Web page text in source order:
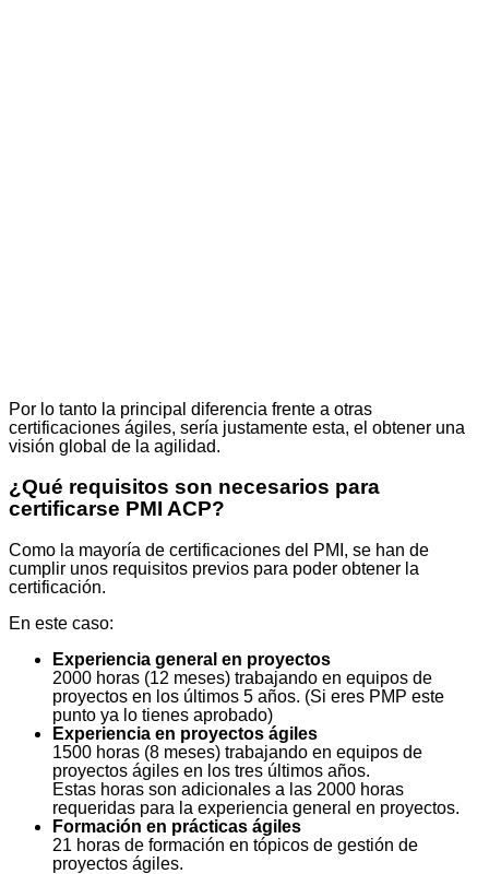
Por lo tanto la principal diferencia frente a otras
certificaciones ágiles, sería justamente esta, el obtener una
visión global de la agilidad.
¿Qué requisitos son necesarios para
certificarse PMI ACP?
Como la mayoría de certificaciones del PMI, se han de
cumplir unos requisitos previos para poder obtener la
certificación.
En este caso:
Experiencia general en proyectos
2000 horas (12 meses) trabajando en equipos de
proyectos en los últimos 5 años. (Si eres PMP este
punto ya lo tienes aprobado)
Experiencia en proyectos ágiles
1500 horas (8 meses) trabajando en equipos de
proyectos ágiles en los tres últimos años.
Estas horas son adicionales a las 2000 horas
requeridas para la experiencia general en proyectos.
Formación en prácticas ágiles
21 horas de formación en tópicos de gestión de
proyectos ágiles.